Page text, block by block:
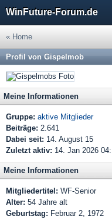
WinFuture-Forum.de
« Home
Profil von Gispelmob
Meine Informationen
Gruppe: aktive Mitglieder
Beiträge: 2.641
Dabei seit: 14. August 15
Zuletzt aktiv: 14. Jan 2026
Meine Informationen
Mitgliedertitel: WF-Senior
Alter: 54 Jahre alt
Geburtstag: Februar 2, 1972